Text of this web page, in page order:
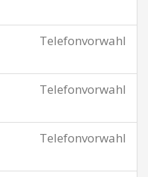
Telefonvorwahl
Telefonvorwahl
Telefonvorwahl